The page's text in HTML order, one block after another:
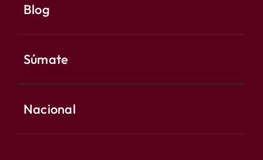
Blog
Súmate
Nacional